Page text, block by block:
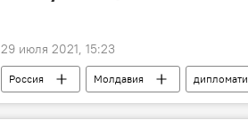
29 июля 2021, 15:23
Россия Молдавия